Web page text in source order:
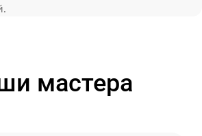
мастера